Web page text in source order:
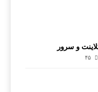
و سرور
۴۵